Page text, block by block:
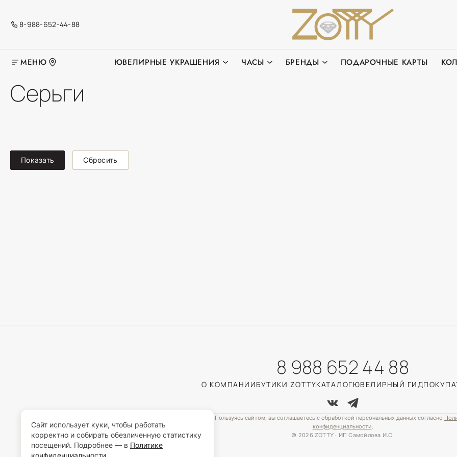
8-988-652-44-88
МЕНЮ ЮВЕЛИРНЫЕ УКРАШЕНИЯ ЧАСЫ БРЕНДЫ ПОДАРОЧНЫЕ КАРТЫ
Серьги
8 988 652 44 88
О КОМПАНИИБУТИКИ ZOTTYКАТАЛОГЮВЕЛИРНЫЙ ГИД
Пользуясь сайтом, вы соглашаетесь с обработкой персональных данных согласно
конфиденциальности.
© 2026 ZOTTY · ИП Самойлова И.С.
Сайт использует куки, чтобы работать
корректно и собирать обезличенную статистику
посещений. Подробнее — в Политике
конфиденциальности